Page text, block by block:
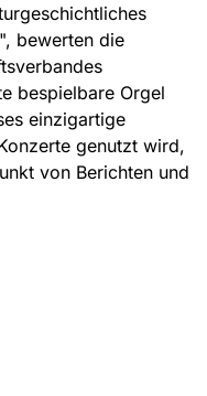
bewerten die
bespielbare Orgel
einzigartige
genutzt wird,
von Berichten und